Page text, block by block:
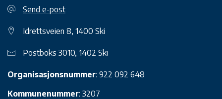
Send e-post
Idrettsveien 8, 1400 Ski
Postboks 3010, 1402 Ski
Organisasjonsnummer: 922 092 648
Kommunenummer: 3207